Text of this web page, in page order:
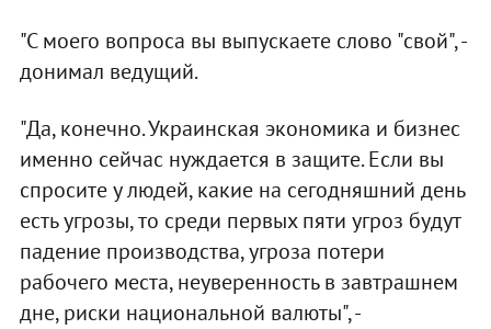
"С моего вопроса вы выпускаете слово "свой", -
донимал ведущий.
"Да, конечно. Украинская экономика и бизнес
именно сейчас нуждается в защите. Если вы
спросите у людей, какие на сегодняшний день
есть угрозы, то среди первых пяти угроз будут
падение производства, угроза потери
рабочего места, неуверенность в завтрашнем
дне, риски национальной валюты", -